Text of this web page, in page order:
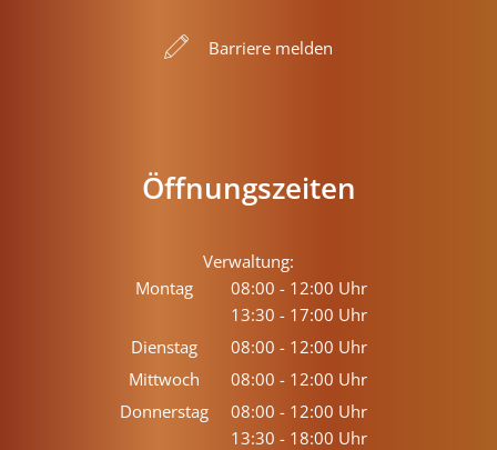
Barriere melden
Öffnungszeiten
Verwaltung:
Montag
08:00 - 12:00 Uhr
Von 08:00 bis 12:00 Uhr
13:30 - 17:00 Uhr
Von 13:30 bis 17:00 Uhr
Dienstag 08:00 - 12:00 Uhr
Von 08:00 bis 12:00 Uhr
Mittwoch 08:00 - 12:00 Uhr
Von 08:00 bis 12:00 Uhr
Donnerstag 08:00 - 12:00 Uhr
Von 08:00 bis 12:00 Uhr
13:30 - 18:00 Uhr